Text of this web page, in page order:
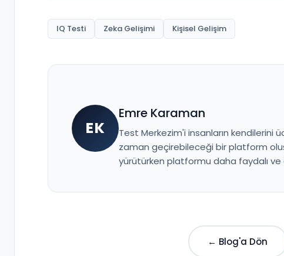
IQ Testi Zeka Gelişimi Kişisel Gelişim
EK
Emre Karaman
Test Merkezim'i insanların kendilerini
zaman geçirebileceği bir platform
yürütürken platformu daha faydalı
← Blog'a Dön